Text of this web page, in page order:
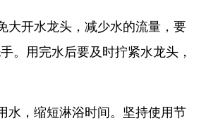
大开水龙头，减少水的流量，要
。用完水后要及时拧紧水龙头，
水，缩短淋浴时间。坚持使用节